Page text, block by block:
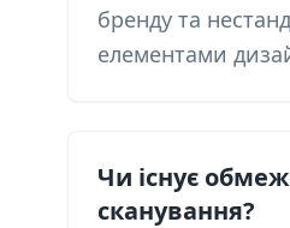
бренду та
елементами
Чи існує
сканування?